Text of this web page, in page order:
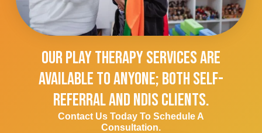
Our Play Therapy Services Are
Available To Anyone; Both Self-
Referral And NDIS Clients.
Contact Us Today To Schedule A
Consultation.